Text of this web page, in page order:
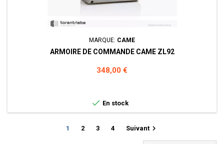
MARQUE: CAME
ARMOIRE DE COMMANDE CAME ZL92
Prix
348,00 €
 En stock
1 2 3 4 Suivant